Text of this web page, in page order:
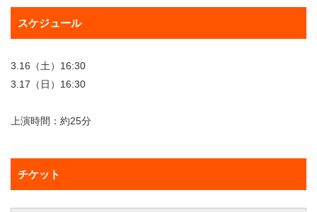
スケジュール
3.16（土）16:30
3.17（日）16:30
上演時間：約25分
チケット